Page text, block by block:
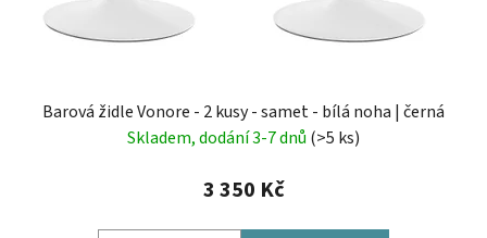
Barová židle Vonore - 2 kusy - samet - bílá noha | černá
Skladem, dodání 3-7 dnů (>5 ks)
3 350 Kč